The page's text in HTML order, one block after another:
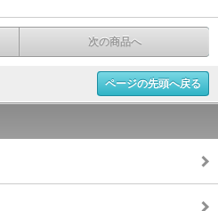
次の商品へ
ページの先頭へ戻る